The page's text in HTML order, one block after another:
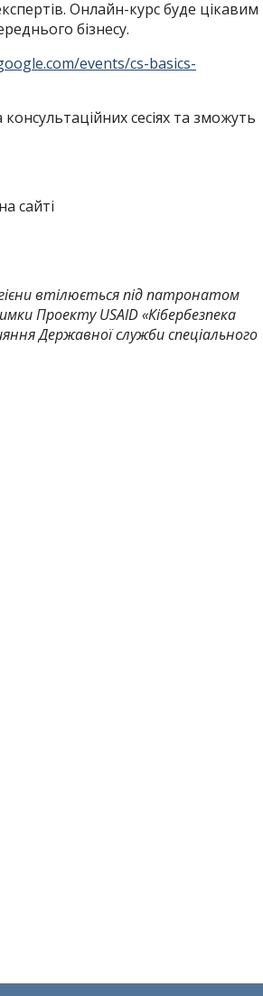
Онлайн-курс буде цікавим
бізнесу.
events/cs-basics-
сесіях та зможуть
сайті
втілюється під патронатом
Проекту USAID «Кібербезпека
Державної служби спеціального